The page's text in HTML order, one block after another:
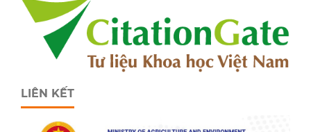
LIÊN KẾT